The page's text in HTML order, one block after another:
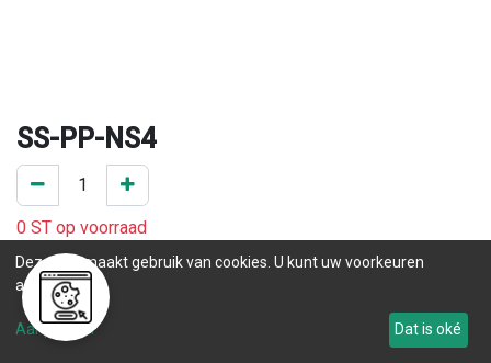
SS-PP-NS4
0 ST op voorraad
.
Levertijd
Tot 1336
Deze site maakt gebruik van cookies. U kunt uw voorkeuren
aanpassen.
Aanpassen Dat is oké